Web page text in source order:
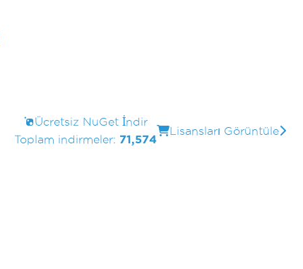
Ücretsiz NuGet İndir
Toplam indirmeler: 71,574
Lisansları Görüntüle